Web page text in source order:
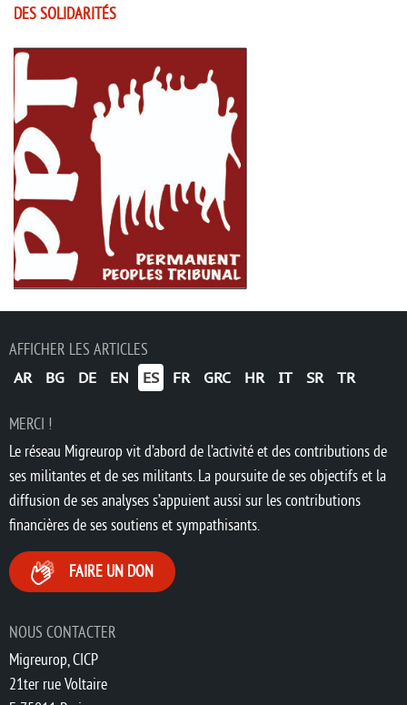
DES SOLIDARITÉS
AFFICHER LES ARTICLES
AR BG DE EN ES FR GRC HR IT SR TR
NOUS CONTACTER
Migreurop, CICP
21ter rue Voltaire
MERCI !
Le réseau Migreurop vit d’abord de l’activité et des contributions de
ses militantes et de ses militants. La poursuite de ses objectifs et la
diffusion de ses analyses s’appuient aussi sur les contributions
financières de ses soutiens et sympathisants.
FAIRE UN DON